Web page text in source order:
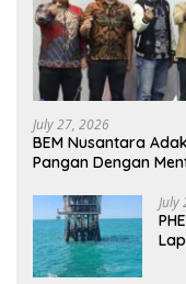
July 27, 2026
BEM Nusantara
Pangan Dengan
July